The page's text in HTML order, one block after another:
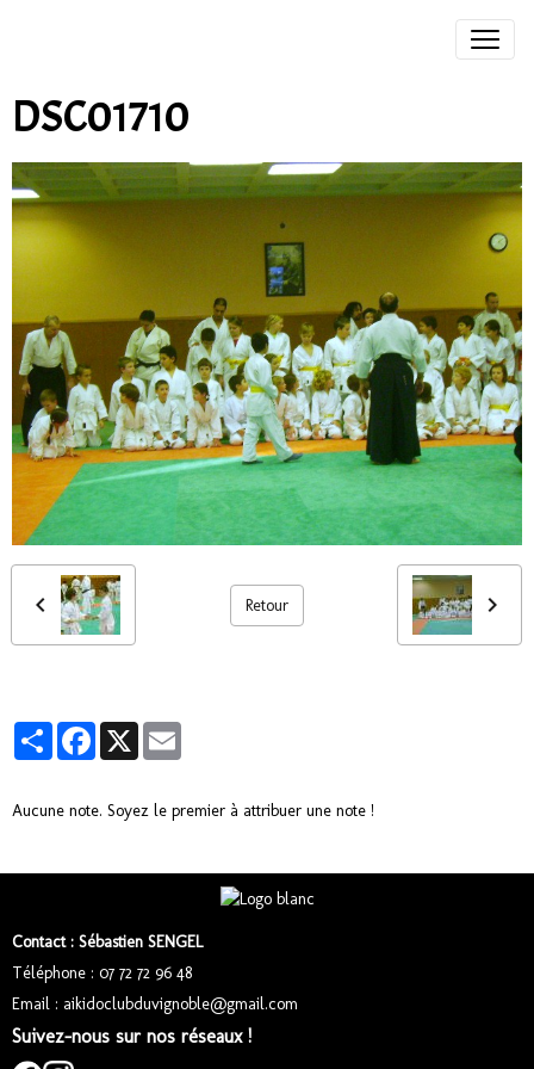
DSC01710
Retour
PartagerFacebook
X
Aucune note. Soyez le premier à attribuer une note !
Contact : Sébastien SENGEL
Téléphone : 07 72 72 96 48
Email : aikidoclubduvignoble@gmail.com
Suivez-nous sur nos réseaux !